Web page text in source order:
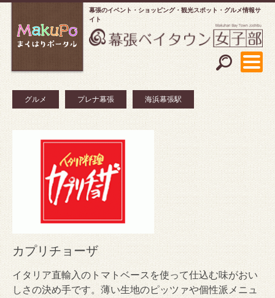
幕張のイベント・ショッピング
観光スポット・グルメ情報サ
イト
グルメ プレナ幕張 海浜幕張駅
カプリチョーザ
イタリア直輸入のトマトベースを使って仕込む味がおい
しさの決め手です。薄い生地のピッツァや個性派メニュ